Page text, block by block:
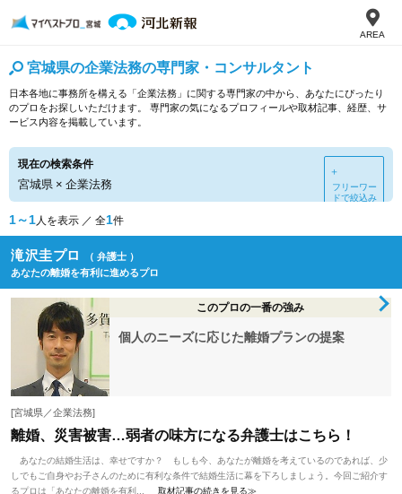
AREA
宮城県の企業法務の専門家・コンサルタント
日本各地に事務所を構える「企業法務」に関する専門家の中から、あなたにぴったり
のプロをお探しいただけます。 専門家の気になるプロフィールや取材記事、経歴、サ
ービス内容を掲載しています。
現在の検索条件
宮城県 × 企業法務
＋
フリーワー
ドで絞込み
1～1人を表示 ／ 全1件
滝沢圭プロ
（ 弁護士 ）
あなたの離婚を有利に進めるプロ
このプロの一番の強み
個人のニーズに応じた離婚プランの提案
[宮城県／企業法務]
離婚、災害被害…弱者の味方になる弁護士はこちら！
あなたの結婚生活は、幸せですか？ もしも今、あなたが離婚を考えているのであれば、少
しでもご自身やお子さんのために有利な条件で結婚生活に幕を下ろしましょう。今回ご紹介す
るプロは「あなたの離婚を有利...
取材記事の続きを見る≫